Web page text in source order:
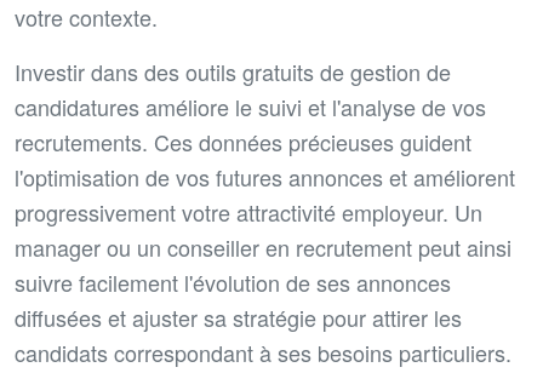
votre contexte.
Investir dans des outils gratuits de gestion de
candidatures améliore le suivi et l'analyse de vos
recrutements. Ces données précieuses guident
l'optimisation de vos futures annonces et améliorent
progressivement votre attractivité employeur. Un
manager ou un conseiller en recrutement peut ainsi
suivre facilement l'évolution de ses annonces
diffusées et ajuster sa stratégie pour attirer les
candidats correspondant à ses besoins particuliers.